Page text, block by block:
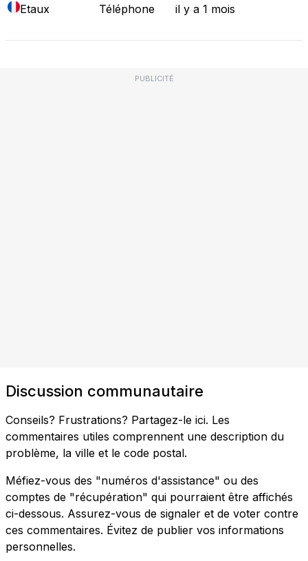
Etaux
Téléphone il y a 1 mois
PUBLICITÉ
Discussion communautaire
Conseils? Frustrations? Partagez-le ici. Les
commentaires utiles comprennent une description du
problème, la ville et le code postal.
Méfiez-vous des "numéros d'assistance" ou des
comptes de "récupération" qui pourraient être affichés
ci-dessous. Assurez-vous de signaler et de voter contre
ces commentaires. Évitez de publier vos informations
personnelles.